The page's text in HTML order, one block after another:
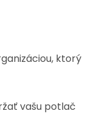
ktorý
vašu potlač